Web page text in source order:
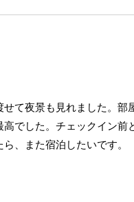
て夜景も見れました。部
でした。チェックイン前
、また宿泊したいです。